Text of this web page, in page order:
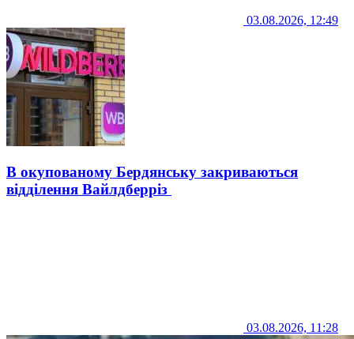
03.08.2026, 12:49
В окупованому Бердянську закриваються
відділення Вайлдберріз
03.08.2026, 11:28